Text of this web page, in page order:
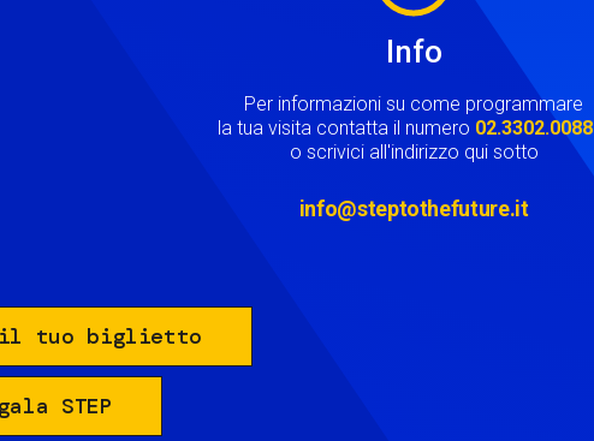
Info
Per informazioni su come programmare
la tua visita contatta il numero 02.3302.0088
o scrivici all'indirizzo qui sotto
info@steptothefuture.it
il tuo biglietto
STEP